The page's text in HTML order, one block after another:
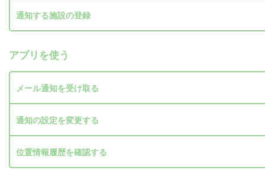
通知する施設の登録
アプリを使う
メール通知を受け取る
通知の設定を変更する
位置情報履歴を確認する